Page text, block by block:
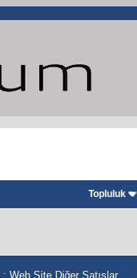
Topluluk
: Web Site Diğer Satışlar